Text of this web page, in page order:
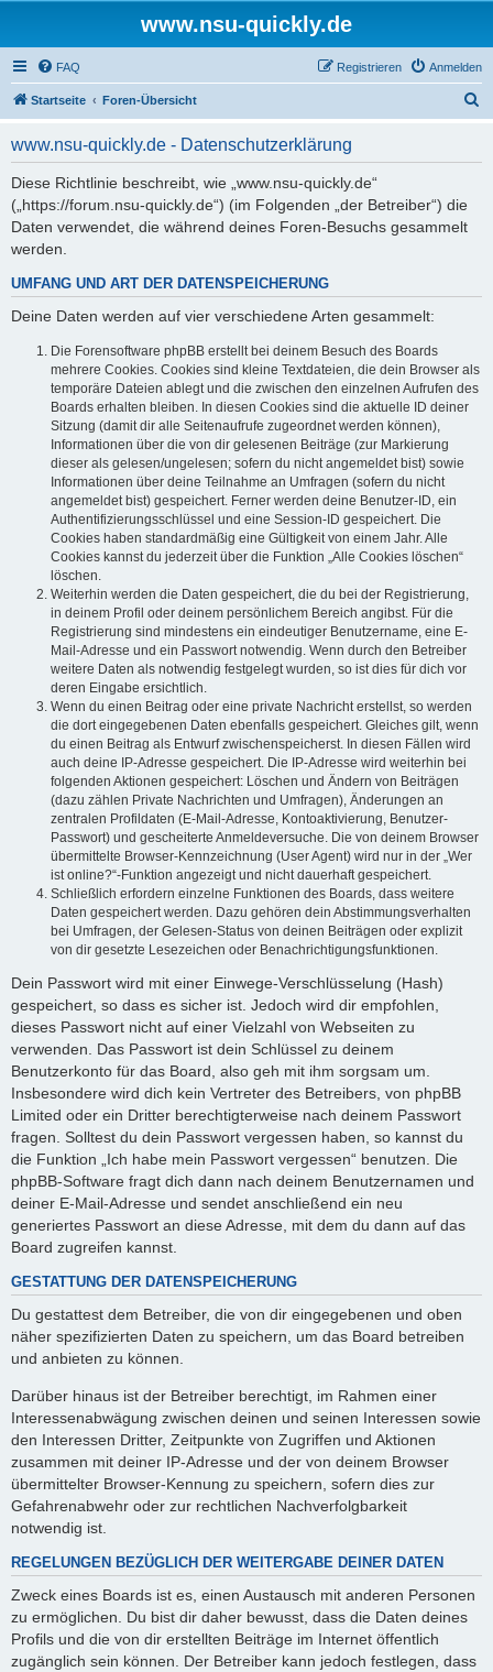
www.nsu-quickly.de
FAQ Anmelden
Registrieren
Startseite Foren-Übersicht
www.nsu-quickly.de - Datenschutzerklärung
Diese Richtlinie beschreibt, wie „www.nsu-quickly.de“
(„https://forum.nsu-quickly.de“) (im Folgenden „der Betreiber“) die
Daten verwendet, die während deines Foren-Besuchs gesammelt
werden.
UMFANG UND ART DER DATENSPEICHERUNG
Deine Daten werden auf vier verschiedene Arten gesammelt:
Die Forensoftware phpBB erstellt bei deinem Besuch des Boards
mehrere Cookies. Cookies sind kleine Textdateien, die dein Browser als
temporäre Dateien ablegt und die zwischen den einzelnen Aufrufen des
Boards erhalten bleiben. In diesen Cookies sind die aktuelle ID deiner
Sitzung (damit dir alle Seitenaufrufe zugeordnet werden können),
Informationen über die von dir gelesenen Beiträge (zur Markierung
dieser als gelesen/ungelesen; sofern du nicht angemeldet bist) sowie
Informationen über deine Teilnahme an Umfragen (sofern du nicht
angemeldet bist) gespeichert. Ferner werden deine Benutzer-ID, ein
Authentifizierungsschlüssel und eine Session-ID gespeichert. Die
Cookies haben standardmäßig eine Gültigkeit von einem Jahr. Alle
Cookies kannst du jederzeit über die Funktion „Alle Cookies löschen“
löschen.
Weiterhin werden die Daten gespeichert, die du bei der Registrierung,
in deinem Profil oder deinem persönlichem Bereich angibst. Für die
Registrierung sind mindestens ein eindeutiger Benutzername, eine E-
Mail-Adresse und ein Passwort notwendig. Wenn durch den Betreiber
weitere Daten als notwendig festgelegt wurden, so ist dies für dich vor
deren Eingabe ersichtlich.
Wenn du einen Beitrag oder eine private Nachricht erstellst, so werden
die dort eingegebenen Daten ebenfalls gespeichert. Gleiches gilt, wenn
du einen Beitrag als Entwurf zwischenspeicherst. In diesen Fällen wird
auch deine IP-Adresse gespeichert. Die IP-Adresse wird weiterhin bei
folgenden Aktionen gespeichert: Löschen und Ändern von Beiträgen
(dazu zählen Private Nachrichten und Umfragen), Änderungen an
zentralen Profildaten (E-Mail-Adresse, Kontoaktivierung, Benutzer-
Passwort) und gescheiterte Anmeldeversuche. Die von deinem Browser
übermittelte Browser-Kennzeichnung (User Agent) wird nur in der „Wer
ist online?“-Funktion angezeigt und nicht dauerhaft gespeichert.
Schließlich erfordern einzelne Funktionen des Boards, dass weitere
Daten gespeichert werden. Dazu gehören dein Abstimmungsverhalten
bei Umfragen, der Gelesen-Status von deinen Beiträgen oder explizit
von dir gesetzte Lesezeichen oder Benachrichtigungsfunktionen.
Dein Passwort wird mit einer Einwege-Verschlüsselung (Hash)
gespeichert, so dass es sicher ist. Jedoch wird dir empfohlen,
dieses Passwort nicht auf einer Vielzahl von Webseiten zu
verwenden. Das Passwort ist dein Schlüssel zu deinem
Benutzerkonto für das Board, also geh mit ihm sorgsam um.
Insbesondere wird dich kein Vertreter des Betreibers, von phpBB
Limited oder ein Dritter berechtigterweise nach deinem Passwort
fragen. Solltest du dein Passwort vergessen haben, so kannst du
die Funktion „Ich habe mein Passwort vergessen“ benutzen. Die
phpBB-Software fragt dich dann nach deinem Benutzernamen und
deiner E-Mail-Adresse und sendet anschließend ein neu
generiertes Passwort an diese Adresse, mit dem du dann auf das
Board zugreifen kannst.
GESTATTUNG DER DATENSPEICHERUNG
Du gestattest dem Betreiber, die von dir eingegebenen und oben
näher spezifizierten Daten zu speichern, um das Board betreiben
und anbieten zu können.
Darüber hinaus ist der Betreiber berechtigt, im Rahmen einer
Interessenabwägung zwischen deinen und seinen Interessen sowie
den Interessen Dritter, Zeitpunkte von Zugriffen und Aktionen
zusammen mit deiner IP-Adresse und der von deinem Browser
übermittelter Browser-Kennung zu speichern, sofern dies zur
Gefahrenabwehr oder zur rechtlichen Nachverfolgbarkeit
notwendig ist.
REGELUNGEN BEZÜGLICH DER WEITERGABE DEINER DATEN
Zweck eines Boards ist es, einen Austausch mit anderen Personen
zu ermöglichen. Du bist dir daher bewusst, dass die Daten deines
Profils und die von dir erstellten Beiträge im Internet öffentlich
zugänglich sein können. Der Betreiber kann jedoch festlegen, dass